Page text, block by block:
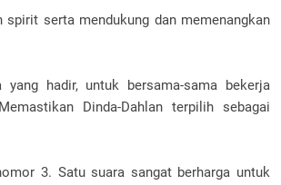
serta mendukung dan memenangkan
hadir, untuk bersama-sama bekerja
Dinda-Dahlan terpilih sebagai
3. Satu suara sangat berharga untuk